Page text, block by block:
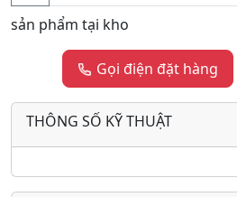
sản phẩm tại kho
Gọi điện đặt hàng
THÔNG SỐ KỸ THUẬT